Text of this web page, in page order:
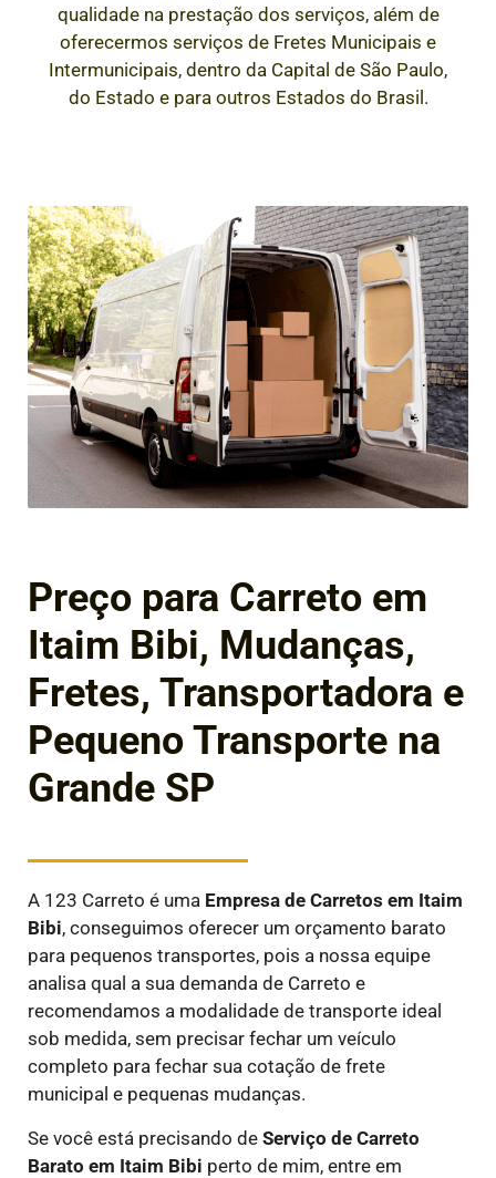
qualidade na prestação dos serviços, além de
oferecermos serviços de Fretes Municipais e
Intermunicipais, dentro da Capital de São Paulo,
do Estado e para outros Estados do Brasil.
Preço para Carreto em
Itaim Bibi, Mudanças,
Fretes, Transportadora e
Pequeno Transporte na
Grande SP
A 123 Carreto é uma Empresa de Carretos em Itaim
Bibi, conseguimos oferecer um orçamento barato
para pequenos transportes, pois a nossa equipe
analisa qual a sua demanda de Carreto e
recomendamos a modalidade de transporte ideal
sob medida, sem precisar fechar um veículo
completo para fechar sua cotação de frete
municipal e pequenas mudanças.
Se você está precisando de Serviço de Carreto
Barato em Itaim Bibi perto de mim, entre em